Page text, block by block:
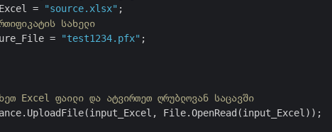
= "source.xlsx"
სახელი
= "test1234.pfx" ;
Excel ფაილი და ატვირთეთ ღრუბლოვან საცავში
File.OpenRead(input_Excel));